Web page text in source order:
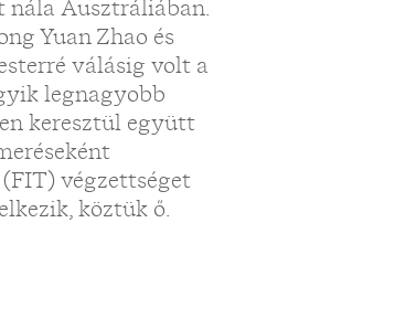
nála Ausztráliában.
Yuan Zhao és
válásig volt a
legnagyobb
keresztül együtt
végzettséget
köztük ő.